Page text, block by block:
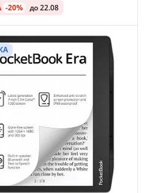
-20% до 22.08